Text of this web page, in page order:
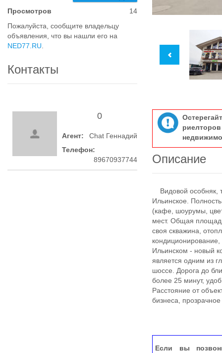
Просмотров
14
Пожалуйста, сообщите владельцу
объявления, что вы нашли его на
NED77.RU
Контакты
0
Агент:
Chat Геннадий
Телефон:
89670937744
Описание
Видовой особняк,
Ильинское.
(кафе, шоурумы,
мест. Общая
своя cквaжинa,
Ильинском - новый
является одним из
шоссе. Дорога до
более 25 минут,
Расстояние от
бизнеса,
Если вы